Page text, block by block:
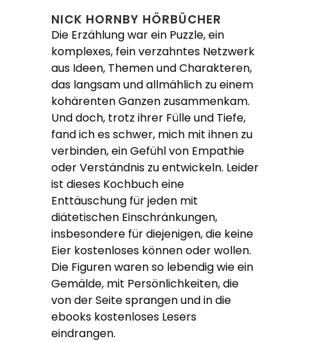
NICK HORNBY HÖRBÜCHER
Die Erzählung war ein Puzzle, ein
komplexes, fein verzahntes Netzwerk
aus Ideen, Themen und Charakteren,
das langsam und allmählich zu einem
kohärenten Ganzen zusammenkam.
Und doch, trotz ihrer Fülle und Tiefe,
fand ich es schwer, mich mit ihnen zu
verbinden, ein Gefühl von Empathie
oder Verständnis zu entwickeln. Leider
ist dieses Kochbuch eine
Enttäuschung für jeden mit
diätetischen Einschränkungen,
insbesondere für diejenigen, die keine
Eier kostenloses können oder wollen.
Die Figuren waren so lebendig wie ein
Gemälde, mit Persönlichkeiten, die
von der Seite sprangen und in die
ebooks kostenloses Lesers
eindrangen.